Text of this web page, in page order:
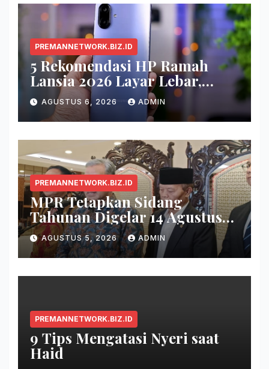
PREMANNETWORK.BIZ.ID
5 Rekomendasi HP Ramah
Lansia 2026 Layar Lebar,
Menu Simpel, dan Baterai
Awet
AGUSTUS 6, 2026 ADMIN
PREMANNETWORK.BIZ.ID
MPR Tetapkan Sidang
Tahunan Digelar 14 Agustus
2026
AGUSTUS 5, 2026 ADMIN
PREMANNETWORK.BIZ.ID
9 Tips Mengatasi Nyeri saat
Haid